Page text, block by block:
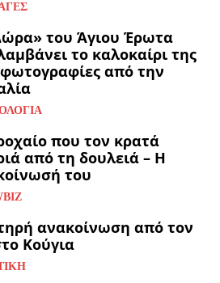
του Άγιου Έρωτα
το καλοκαίρι της
από την
που τον κρατά
από τη δουλειά – Η
του
ανακοίνωση από τον
Κούγια